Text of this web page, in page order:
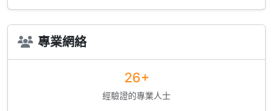
專業網絡
26+
經驗證的專業人士